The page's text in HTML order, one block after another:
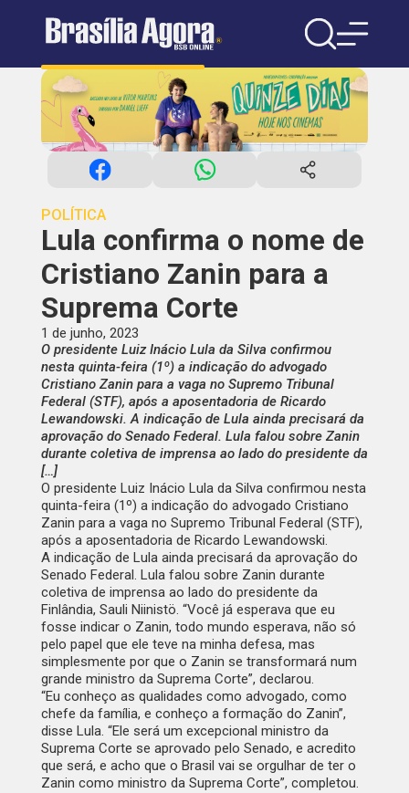
POLÍTICA
Lula confirma o nome de
Cristiano Zanin para a
Suprema Corte
1 de junho, 2023
O presidente Luiz Inácio Lula da Silva confirmou
nesta quinta-feira (1º) a indicação do advogado
Cristiano Zanin para a vaga no Supremo Tribunal
Federal (STF), após a aposentadoria de Ricardo
Lewandowski. A indicação de Lula ainda precisará da
aprovação do Senado Federal. Lula falou sobre Zanin
durante coletiva de imprensa ao lado do presidente da
[…]
O presidente Luiz Inácio Lula da Silva confirmou nesta
quinta-feira (1º) a indicação do advogado Cristiano
Zanin para a vaga no Supremo Tribunal Federal (STF),
após a aposentadoria de Ricardo Lewandowski.
A indicação de Lula ainda precisará da aprovação do
Senado Federal. Lula falou sobre Zanin durante
coletiva de imprensa ao lado do presidente da
Finlândia, Sauli Niinistö. “Você já esperava que eu
fosse indicar o Zanin, todo mundo esperava, não só
pelo papel que ele teve na minha defesa, mas
simplesmente por que o Zanin se transformará num
grande ministro da Suprema Corte”, declarou.
“Eu conheço as qualidades como advogado, como
chefe da família, e conheço a formação do Zanin”,
disse Lula. “Ele será um excepcional ministro da
Suprema Corte se aprovado pelo Senado, e acredito
que será, e acho que o Brasil vai se orgulhar de ter o
Zanin como ministro da Suprema Corte”, completou.